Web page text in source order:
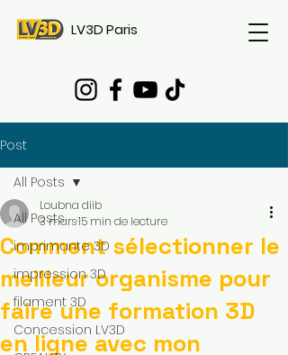
LV3D Paris
Post
All Posts
imprimante 3D
impression 3D
filament 3D
Concession LV3D
All Posts
Comment sélectionner le
meilleur organisme pour
faire une formation 3D
en ligne avec mon
Loubna diib
3 mars15 min de lecture